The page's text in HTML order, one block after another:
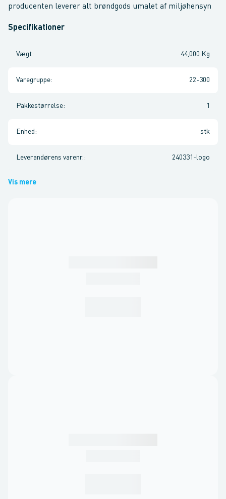
producenten leverer alt brøndgods umalet af miljøhensyn
Specifikationer
Vægt: 44,000 Kg
Varegruppe: 22-300
Pakkestørrelse: 1
Enhed : stk
Leverandørens varenr. : 240331-logo
Vis mere